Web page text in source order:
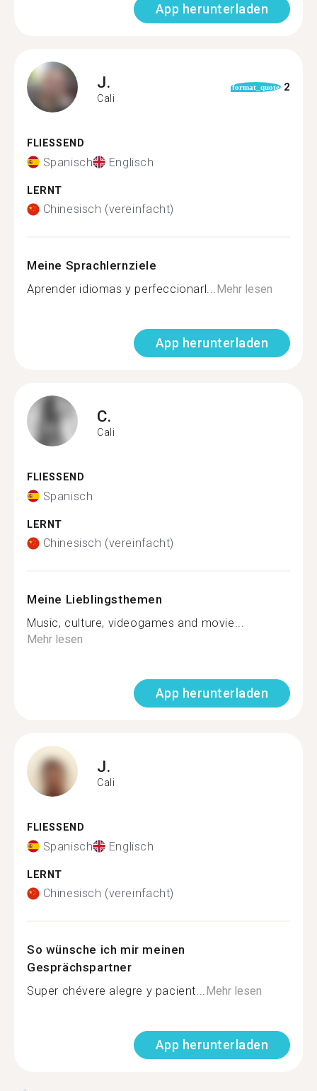
App herunterladen
J.
Cali
format_quote 2
FLIESSEND
Spanisch Englisch
LERNT
Chinesisch (vereinfacht)
Meine Sprachlernziele
Aprender idiomas y perfeccionarl...Mehr lesen
App herunterladen
C.
Cali
FLIESSEND
Spanisch
LERNT
Chinesisch (vereinfacht)
Meine Lieblingsthemen
Music, culture, videogames and movie...
Mehr lesen
App herunterladen
J.
Cali
FLIESSEND
Spanisch Englisch
LERNT
Chinesisch (vereinfacht)
So wünsche ich mir meinen
Gesprächspartner
Super chévere alegre y pacient...Mehr lesen
App herunterladen